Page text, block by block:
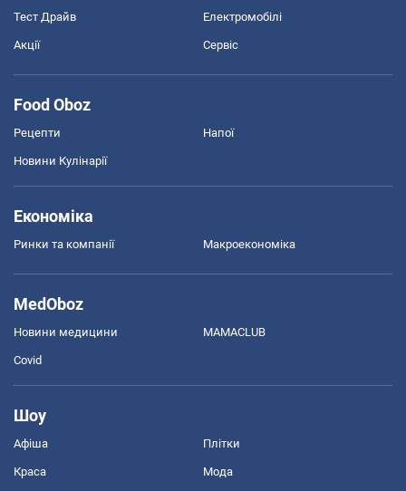
Тест Драйв Електромобілі
Акції Сервіс
Food Oboz
Рецепти Напої
Новини Кулінарії
Економіка
Ринки та компанії Макроекономіка
MedOboz
Новини медицини MAMACLUB
Covid
Шоу
Афіша Плітки
Краса Мода